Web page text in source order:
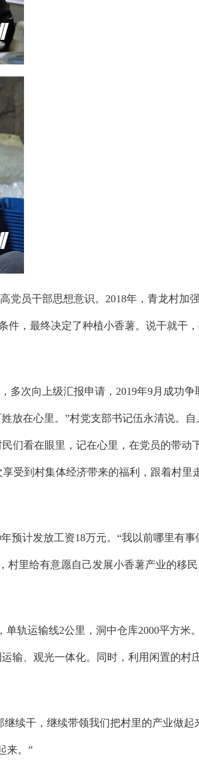
员干部思想意识。2018年，青龙村加
件，最终决定了种植小香薯。说干就干
次向上级汇报申请，2019年9月成功争
放在心里。”村党支部书记伍永清说。
们看在眼里，记在心里，在党员的带动
受到村集体经济带来的福利，跟着村里
计发放工资18万元。“我以前哪里有事
村里给有意愿自己发展小香薯产业的移
轨运输线2公里，洞中仓库2000平方米
输、观光一体化。同时，利用闲置的村
续干，继续带领我们把村里的产业做起
来。”